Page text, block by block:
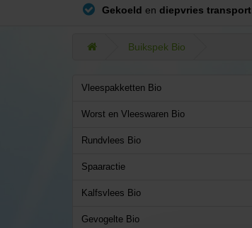
Gekoeld en diepvries transport
Buikspek Bio
Vleespakketten Bio
Worst en Vleeswaren Bio
Rundvlees Bio
Spaaractie
Kalfsvlees Bio
Gevogelte Bio